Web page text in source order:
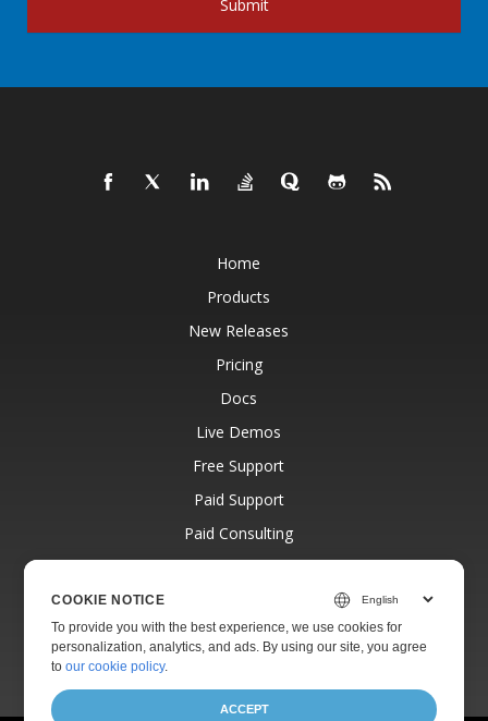
Submit
Home
Products
New Releases
Pricing
Docs
Live Demos
Free Support
Paid Support
Paid Consulting
Blog
About
COOKIE NOTICE
To provide you with the best experience, we use cookies for
personalization, analytics, and ads. By using our site, you agree
toour cookie policy.
ACCEPT